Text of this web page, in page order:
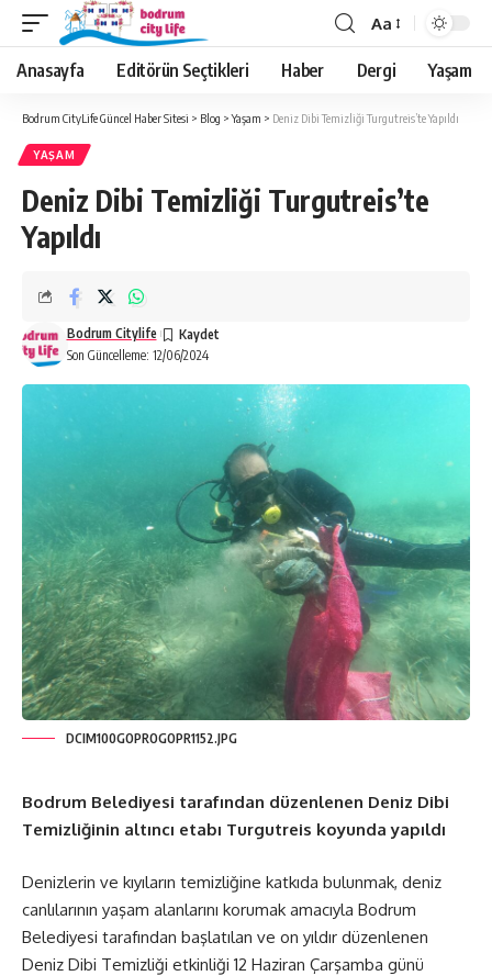
Aa
Anasayfa Editörün Seçtikleri Haber Dergi Yaşam
Bodrum CityLife Güncel Haber Sitesi > Blog >Yaşam > Deniz Dibi Temizliği Turgutreis’te Yapıldı
YAŞAM
Deniz Dibi Temizliği Turgutreis’te
Yapıldı
Son Güncelleme: 12/06/2024
Bodrum Citylife
DCIM100GOPROGOPR1152.JPG
Bodrum Belediyesi tarafından düzenlenen Deniz Dibi
Temizliğinin altıncı etabı Turgutreis koyunda yapıldı
Denizlerin ve kıyıların temizliğine katkıda bulunmak, deniz
canlılarının yaşam alanlarını korumak amacıyla Bodrum
Belediyesi tarafından başlatılan ve on yıldır düzenlenen
Deniz Dibi Temizliği etkinliği 12 Haziran Çarşamba günü